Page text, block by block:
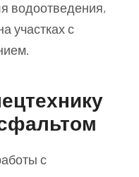
водоотведения,
участках с
с